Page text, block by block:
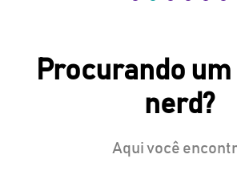
Procurando
nerd?
Aqui você